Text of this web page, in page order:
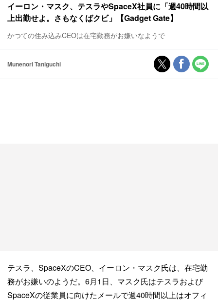
イーロン・マスク、テスラやSpaceX社員に「週40時間以
上出勤せよ。さもなくばクビ」【Gadget Gate】
かつての住み込みCEOは在宅勤務がお嫌いなようで
Munenori Taniguchi
テスラ、SpaceXのCEO、イーロン・マスク氏は、在宅勤
務がお嫌いのようだ。6月1日、マスク氏はテスラおよび
SpaceXの従業員に向けたメールで週40時間以上はオフィ